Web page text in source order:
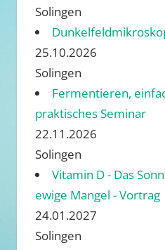
Solingen
25.10.2026
Solingen
Fermentieren,
praktisches Seminar
22.11.2026
Solingen
Vitamin D - Das
ewige Mangel - Vortrag
24.01.2027
Solingen